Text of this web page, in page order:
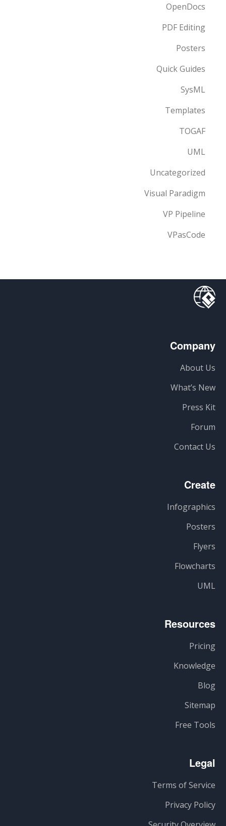
OpenDocs
PDF Editing
Posters
Quick Guides
SysML
Templates
TOGAF
UML
Uncategorized
Visual Paradigm
VP Pipeline
VPasCode
Company
About Us
What’s New
Press Kit
Forum
Contact Us
Create
Infographics
Posters
Flyers
Flowcharts
UML
Resources
Pricing
Knowledge
Blog
Sitemap
Free Tools
Legal
Terms of Service
Privacy Policy